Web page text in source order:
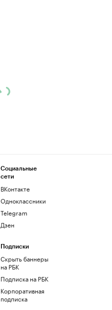
Социальные
сети
ВКонтакте
Одноклассники
Telegram
Дзен
Подписки
Скрыть баннеры
на РБК
Подписка на РБК
Корпоративная
подписка